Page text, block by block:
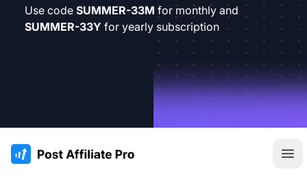
Use code SUMMER-33M for monthly and
SUMMER-33Y for yearly subscription
:site.title